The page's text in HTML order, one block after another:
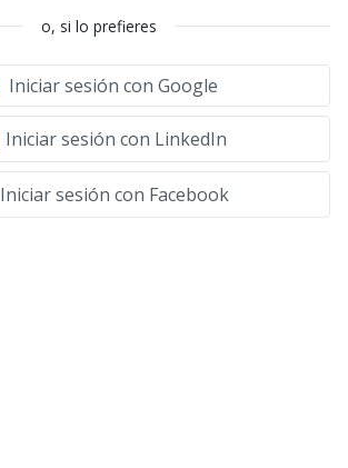
o, si lo prefieres
Iniciar sesión con Google
Iniciar sesión con LinkedIn
Iniciar sesión con Facebook